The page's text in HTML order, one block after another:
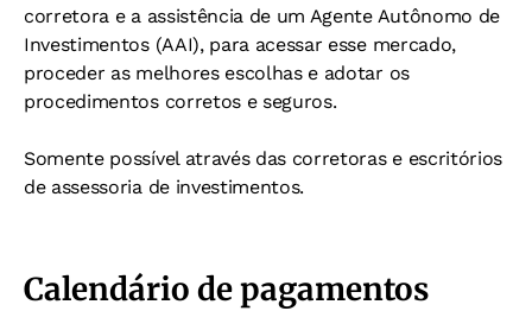
corretora e a assistência de um Agente Autônomo de
Investimentos (AAI), para acessar esse mercado,
proceder as melhores escolhas e adotar os
procedimentos corretos e seguros.
Somente possível através das corretoras e escritórios
de assessoria de investimentos.
Calendário de pagamentos